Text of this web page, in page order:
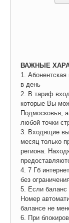
ВАЖНЫЕ
1.
в день
2. В тариф
которые Вы
Подмосковья,
любой точки
3. Входящие
месяц только
региона.
4. 7 Гб
без
5. Если баланс
Номер
балансе не
6. При